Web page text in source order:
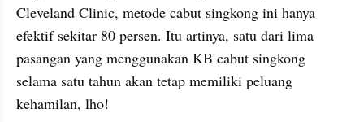
Cleveland Clinic, metode cabut singkong ini hanya
efektif sekitar 80 persen. Itu artinya, satu dari lima
pasangan yang menggunakan KB cabut singkong
selama satu tahun akan tetap memiliki peluang
kehamilan, lho!